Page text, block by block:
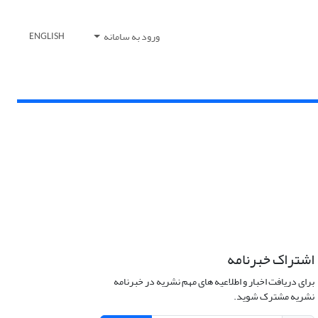
ورود به سامانه ENGLISH
اشتراک خبرنامه
برای دریافت اخبار و اطلاعیه های مهم نشریه در خبرنامه
نشریه مشترک شوید.